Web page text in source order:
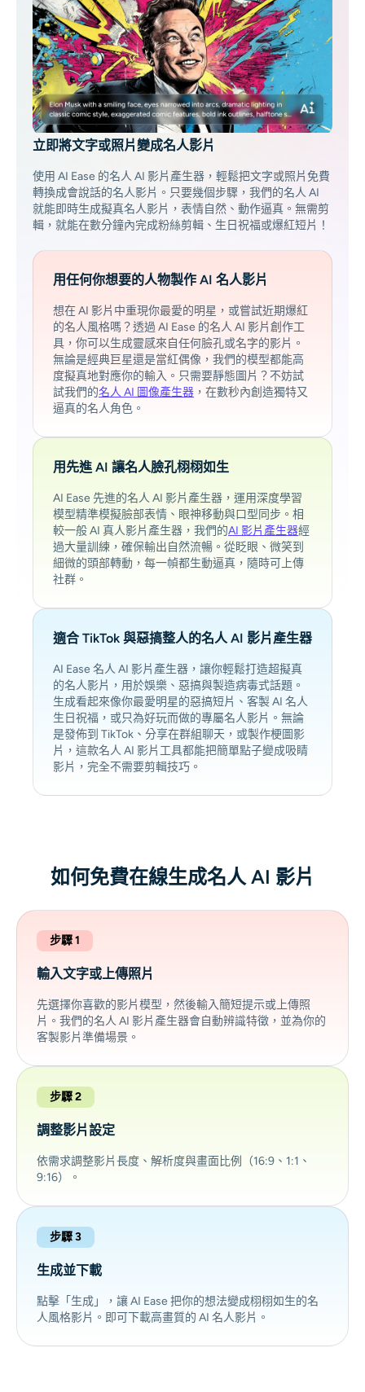
視頻工具
視頻效果
視頻增強器
立即將文字或照片變成名人影片
使用 AI Ease 的名人 AI 影片產生器，輕鬆把文字或照片免費
轉換成會說話的名人影片。只要幾個步驟，我們的名人 AI
就能即時生成擬真名人影片，表情自然、動作逼真。無需剪
輯，就能在數分鐘內完成粉絲剪輯、生日祝福或爆紅短片！
用任何你想要的人物製作 AI 名人影片
想在 AI 影片中重現你最愛的明星，或嘗試近期爆紅
的名人風格嗎？透過 AI Ease 的名人 AI 影片創作工
具，你可以生成靈感來自任何臉孔或名字的影片。
無論是經典巨星還是當紅偶像，我們的模型都能高
度擬真地對應你的輸入。只需要靜態圖片？不妨試
試我們的名人 AI 圖像產生器 ，在數秒內創造獨特又
逼真的名人角色。
用先進 AI 讓名人臉孔栩栩如生
AI Ease 先進的名人 AI 影片產生器，運用深度學習
模型精準模擬臉部表情、眼神移動與口型同步。相
較一般 AI 真人影片產生器，我們的AI 影片產生器經
過大量訓練，確保輸出自然流暢。從眨眼、微笑到
細微的頭部轉動，每一幀都生動逼真，隨時可上傳
社群。
適合 TikTok 與惡搞整人的名人 AI 影片產生器
AI Ease 名人 AI 影片產生器，讓你輕鬆打造超擬真
的名人影片，用於娛樂、惡搞與製造病毒式話題。
生成看起來像你最愛明星的惡搞短片、客製 AI 名人
生日祝福，或只為好玩而做的專屬名人影片。無論
是發佈到 TikTok、分享在群組聊天，或製作梗圖影
片，這款名人 AI 影片工具都能把簡單點子變成吸睛
影片，完全不需要剪輯技巧。
如何免費在線生成名人 AI 影片
步驟 1
輸入文字或上傳照片
先選擇你喜歡的影片模型，然後輸入簡短提示或上傳照
片。我們的名人 AI 影片產生器會自動辨識特徵，並為你的
客製影片準備場景。
步驟 2
調整影片設定
依需求調整影片長度、解析度與畫面比例（16:9、1:1、
9:16）。
步驟 3
生成並下載
點擊「生成」，讓 AI Ease 把你的想法變成栩栩如生的名
人風格影片。即可下載高畫質的 AI 名人影片。